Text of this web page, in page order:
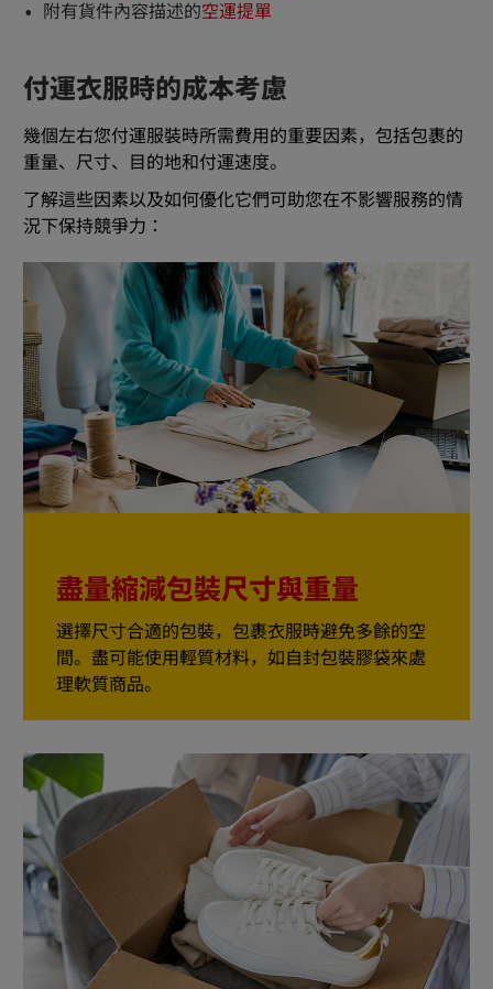
附有貨件內容描述的空運提單
付運衣服時的成本考慮
幾個左右您付運服裝時所需費用的重要因素，包括包裹的
重量、尺寸、目的地和付運速度。
了解這些因素以及如何優化它們可助您在不影響服務的情
況下保持競爭力：
盡量縮減包裝尺寸與重量
選擇尺寸合適的包裝，包裹衣服時避免多餘的空
間。盡可能使用輕質材料，如自封包裝膠袋來處
理軟質商品。